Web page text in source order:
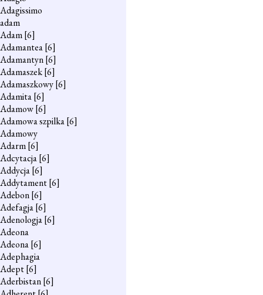
Adagissimo
adam
Adam[6]
Adamantea[6]
Adamantyn[6]
Adamaszek[6]
Adamaszkowy[6]
Adamita[6]
Adamow[6]
Adamowa szpilka[6]
Adamowy
Adarm[6]
Adcytacja[6]
Addycja[6]
Addytament[6]
Adebon[6]
Adefagja[6]
Adenologja[6]
Adeona
Adeona[6]
Adephagia
Adept[6]
Aderbistan[6]